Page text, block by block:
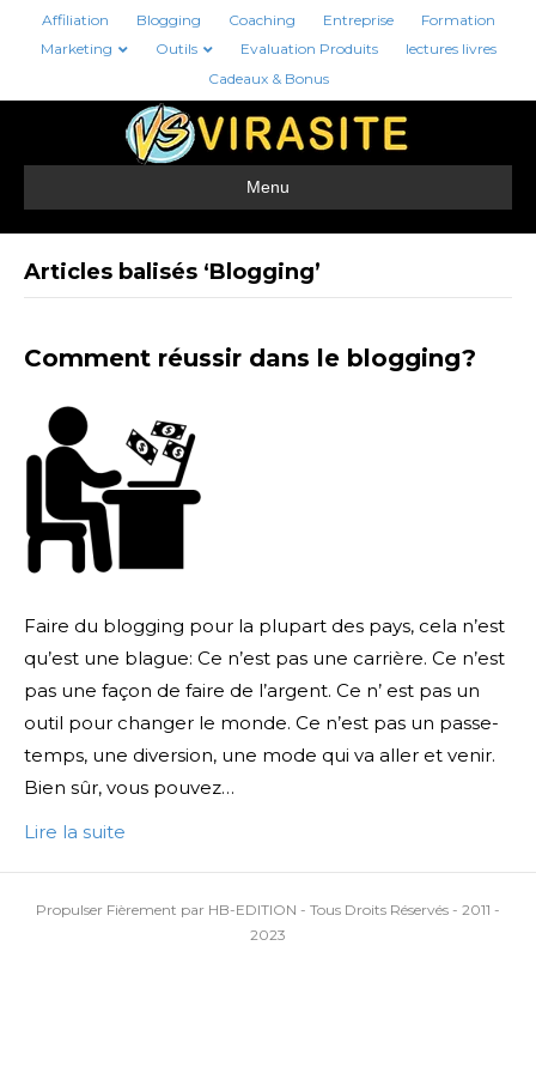
Affiliation Blogging Coaching Entreprise
Formation
Marketing
Outils Evaluation Produits
lectures livres
Cadeaux & Bonus
Menu
Articles balisés ‘Blogging’
Comment réussir dans le blogging?
Faire du blogging pour la plupart des pays, cela n’est
qu’est une blague: Ce n’est pas une carrière. Ce n’est
pas une façon de faire de l’argent. Ce n’ est pas un
outil pour changer le monde. Ce n’est pas un passe-
temps, une diversion, une mode qui va aller et venir.
Bien sûr, vous pouvez…
Lire la suite
Propulser Fièrement par HB-EDITION - Tous Droits Réservés - 2011 -
2023